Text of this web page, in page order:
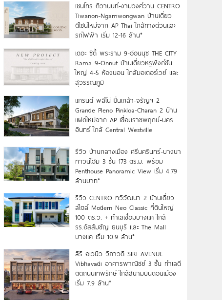
เซนโทร ติวานนท์-งามวงศ์วาน CENTRO
Tiwanon-Ngamwongwan บ้านเดี่ยว
ดีไซน์ใหม่จาก AP Thai ใกล้ทางด่วนและ
รถไฟฟ้า เริ่ม 12-16 ล้าน*
เดอะ ซิตี้ พระราม 9-อ่อนนุช THE CITY
Rama 9-Onnut บ้านเดี่ยวหรูฟังก์ชัน
ใหญ่ 4-5 ห้องนอน ใกล้มอเตอร์เวย์ และ
สุวรรณภูมิ
แกรนด์ พลีโน่ ปิ่นเกล้า-จรัญฯ 2
Grande Pleno Pinkloa-Charan 2 บ้าน
แฝดใหม่จาก AP เชื่อมราชพฤกษ์-นคร
อินทร์ ใกล้ Central Westville
รีวิว บ้านกลางเมือง ศรีนครินทร์-บางนา
ทาวน์โฮม 3 ชั้น 173 ตร.ม. พร้อม
Penthouse Panoramic View เริ่ม 4.79
ล้านบาท*
รีวิว CENTRO ทวีวัฒนา 2 บ้านเดี่ยว
สไตล์ Modern Neo Classic ที่ดินใหญ่
100 ตร.ว. + ทำเลเชื่อมบางแค ใกล้
รร.อัสสัมชัญ ธนบุรี และ The Mall
บางแค เริ่ม 10.9 ล้าน*
สิริ อเวนิว วิภาวดี SIRI AVENUE
Vibhavadi อาคารพาณิชย์ 3 ชั้น ทำเลดี
ติดถนนเทพรักษ์ ใกล้สนามบินดอนเมือง
เริ่ม 7.9 ล้าน*